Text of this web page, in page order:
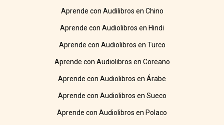
Aprende con Audilibros en Chino
Aprende con Audiolibros en Hindi
Aprende con Audiolibros en Turco
Aprende con Audiolibros en Coreano
Aprende con Audiolibros en Árabe
Aprende con Audiolibros en Sueco
Aprende con Audiolibros en Polaco